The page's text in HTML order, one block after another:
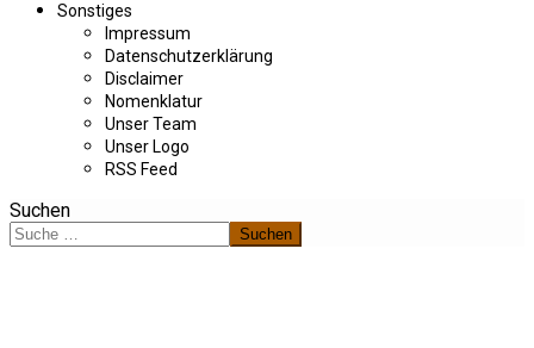
Sonstiges
Impressum
Datenschutzerklärung
Disclaimer
Nomenklatur
Unser Team
Unser Logo
RSS Feed
Suchen
Suchen